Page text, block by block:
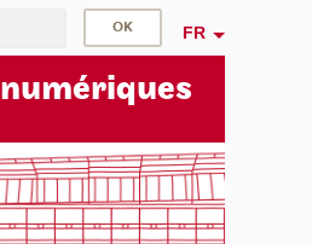
FR
numériques